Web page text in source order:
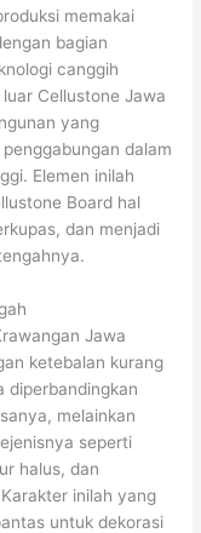
memakai
bagian
canggih
Cellustone Jawa
yang
dalam
Elemen inilah
Board hal
dan menjadi
Jawa
ketebalan kurang
diperbandingkan
melainkan
seperti
halus, dan
inilah yang
untuk dekorasi